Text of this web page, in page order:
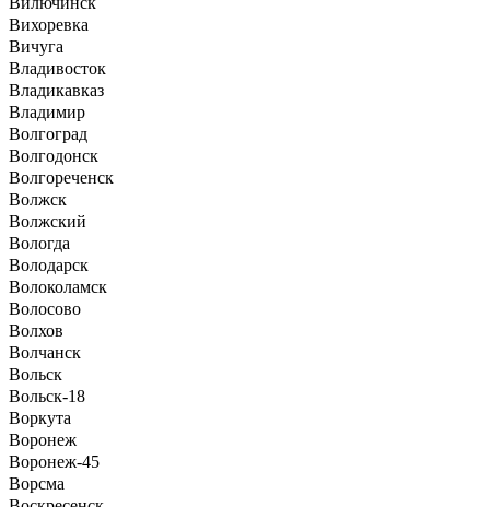
Вихоревка
Вичуга
Владивосток
Владикавказ
Владимир
Волгоград
Волгодонск
Волгореченск
Волжск
Волжский
Вологда
Володарск
Волоколамск
Волосово
Волхов
Волчанск
Вольск
Вольск-18
Воркута
Воронеж
Воронеж-45
Ворсма